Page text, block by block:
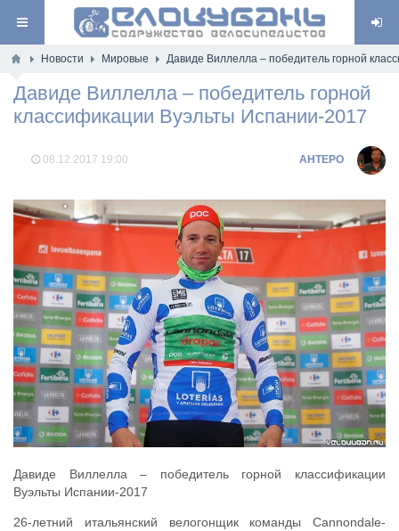
Новости Мировые Давиде Виллелла – победитель горной
Давиде Виллелла – победитель горной
классификации Вуэльты Испании-2017
08.12.2017 19:00 AHTEPO
Давиде Виллелла – победитель горной классификации
Вуэльты Испании-2017
26-летний итальянский велогонщик команды Cannondale-